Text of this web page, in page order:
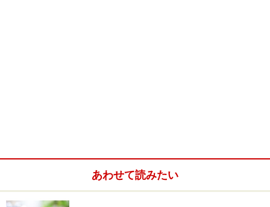
焼き型を取り外したところ
あわせて読みたい